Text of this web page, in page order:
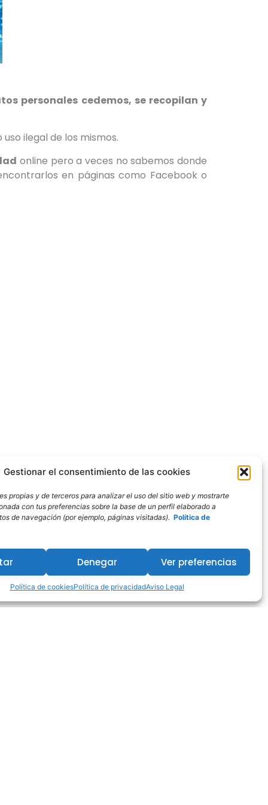
Gestionar el consentimiento de las cookies
propias y de terceros para analizar el uso del sitio web y mostrarte
con tus preferencias sobre la base de un perfil elaborado a
de navegación (por ejemplo, páginas visitadas). Política de
Denegar Ver preferencias
Política de cookiesPolítica de privacidadAviso Legal
personales cedemos, se recopilan y
ilegal de los mismos.
online pero a veces no sabemos donde
en páginas como Facebook o